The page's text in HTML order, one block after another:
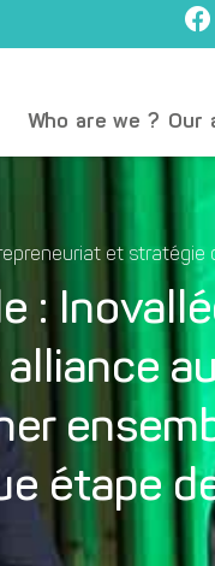
Who are we ? Our
et stratégie
:
étape